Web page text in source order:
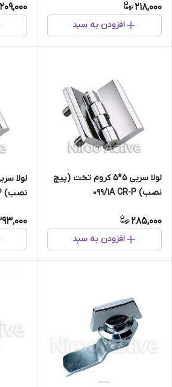
218,000
افزودن به سبد
209,000
لولا سربی ۵*۵ کروم تخت (پیچ
نصب) ۰۹۹/۱A CR-P
285,000
افزودن به سبد
نصب) ۰۹۹/۱A CR-P